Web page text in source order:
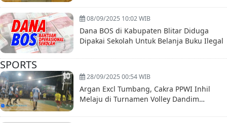
08/09/2025 10:02 WIB
Dana BOS di Kabupaten Blitar Diduga
Dipakai Sekolah Untuk Belanja Buku Ilegal
SPORTS
28/09/2025 00:54 WIB
Argan Excl Tumbang, Cakra PPWI Inhil
Melaju di Turnamen Volley Dandim